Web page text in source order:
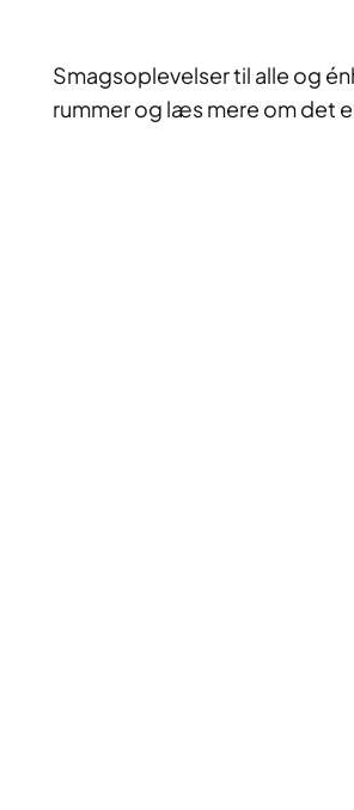
Smagsoplevelser til alle og
rummer og læs mere om det